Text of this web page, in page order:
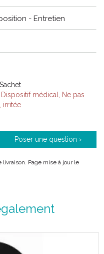
/ 1004331 /
/ 1004328 /
/ 3611610043256
/ 3611610043324 /
/
- Entretien
Dispositif médical, Ne pas
irritée
Poser une question ›
Page mise à jour le